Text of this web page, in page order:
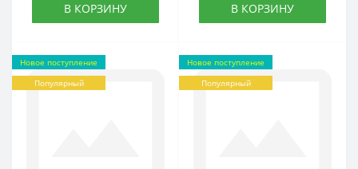
В КОРЗИНУ В КОРЗИНУ
Новое поступление
Популярный
Новое поступление
Популярный